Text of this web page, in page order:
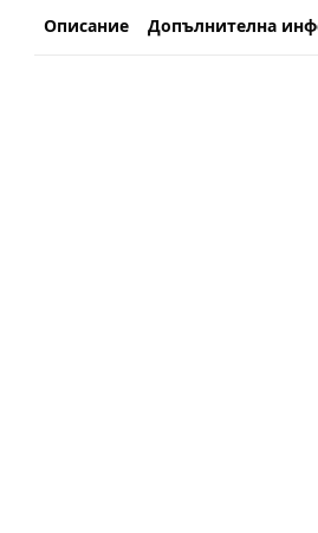
Описание Допълнителна